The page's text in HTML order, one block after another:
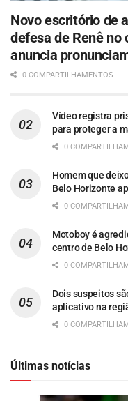
Novo escritório de
defesa de Renê no
anuncia
0 COMPARTILHAMENTOS
Vídeo registra
para proteger a
0
Homem que
Belo Horizonte
0
Motoboy é
centro de Belo
0
Dois suspeitos
aplicativo na
0
Últimas notícias